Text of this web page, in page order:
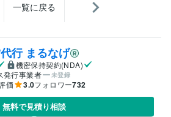
一覧に戻る
行 まるなげ
機密保持契約(NDA)
発行事業者
未登録
価 3.0フォロワー732
無料で見積り相談